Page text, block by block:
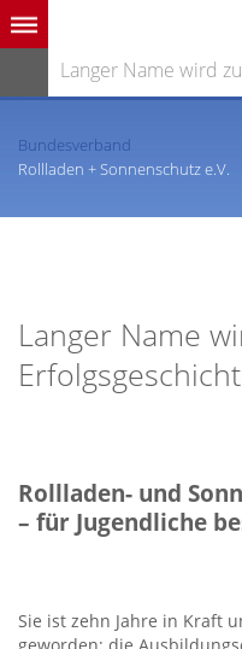
Langer Name wird
Bundesverband
Rollladen + Sonnenschutz e.V.
Langer Name
Rollladen- und
– für Jugendliche
Sie ist zehn Jahre in Kraft